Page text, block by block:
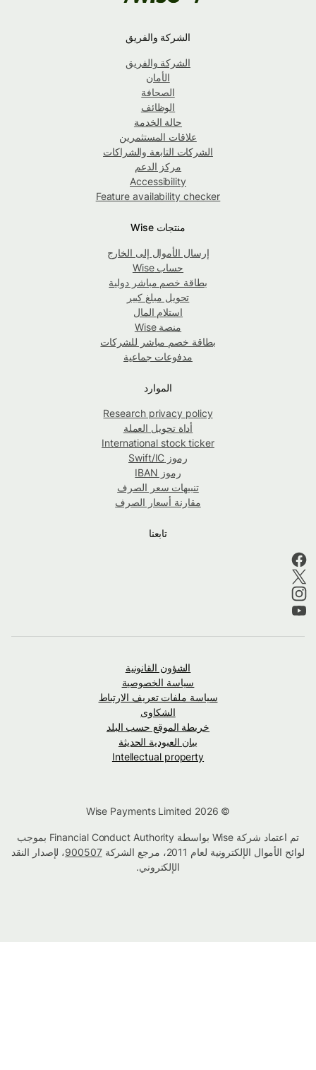
الشركة والفريق
الشركة والفريق
الأمان
الصحافة
الوظائف
حالة الخدمة
علاقات المستثمرين
الشركات التابعة والشراكات
مركز الدعم
Accessibility
Feature availability checker
منتجات Wise
إرسال الأموال إلى الخارج
حساب Wise
بطاقة خصم مباشر دولية
تحويل مبلغ كبير
استلام المال
منصة Wise
بطاقة خصم مباشر للشركات
مدفوعات جماعية
الموارد
Research privacy policy
أداة تحويل العملة
International stock ticker
رموز Swift/IC
رموز IBAN
تنبيهات سعر الصرف
مقارنة أسعار الصرف
تابعنا
الشؤون القانونية
سياسة الخصوصية
سياسة ملفات تعريف الارتباط
الشكاوى
خريطة الموقع حسب البلد
بيان العبودية الحديثة
Intellectual property
تم اعتماد شركة Wise بواسطة Financial Conduct Authority بموجب
لوائح الأموال الإلكترونية لعام 2011، مرجع الشركة
900507، لإصدار النقد
الإلكتروني.